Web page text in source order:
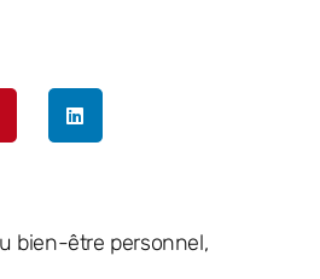
bien-être personnel,